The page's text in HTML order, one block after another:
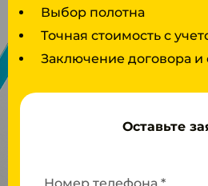
Выбор полотна
Точная стоимость с
Заключение договора и
Оставьте
Номер телефона *